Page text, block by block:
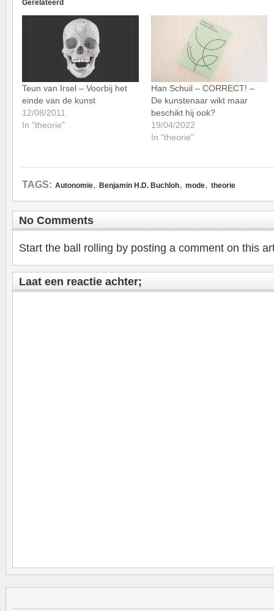
Gerelateerd
Teun van Irsel – Voorbij het
einde van de kunst
12/08/2011
In "theorie"
Han Schuil – CORRECT! –
De kunstenaar wikt maar
beschikt hij ook?
19/04/2022
In "theorie"
TAGS: Autonomie, Benjamin H.D. Buchloh, mode, theorie
No Comments
Start the ball rolling by posting a comment on this
Laat een reactie achter;